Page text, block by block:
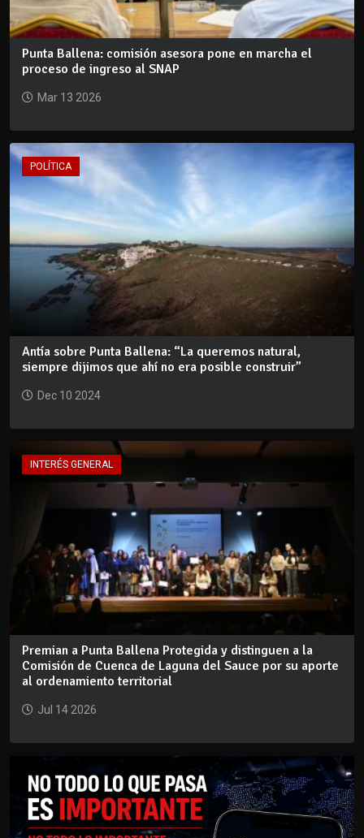
Punta Ballena: comisión asesora pone en marcha el
proceso de ingreso al SNAP
Mar 13 2026
POLÍTICA
Antía sobre Punta Ballena: “La queremos natural,
siempre dijimos que ahí no era posible construir”
Dec 10 2024
INTERÉS GENERAL
Premian a Punta Ballena Protegida y distinguen a la
Comisión de Cuenca de Laguna del Sauce por su aporte
al ordenamiento territorial
Jul 14 2026